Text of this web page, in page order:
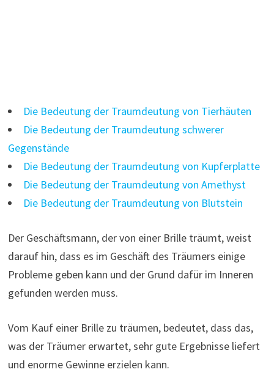
Die Bedeutung der Traumdeutung von Tierhäuten
Die Bedeutung der Traumdeutung schwerer
Gegenstände
Die Bedeutung der Traumdeutung von Kupferplatte
Die Bedeutung der Traumdeutung von Amethyst
Die Bedeutung der Traumdeutung von Blutstein
Der Geschäftsmann, der von einer Brille träumt, weist
darauf hin, dass es im Geschäft des Träumers einige
Probleme geben kann und der Grund dafür im Inneren
gefunden werden muss.
Vom Kauf einer Brille zu träumen, bedeutet, dass das,
was der Träumer erwartet, sehr gute Ergebnisse liefert
und enorme Gewinne erzielen kann.